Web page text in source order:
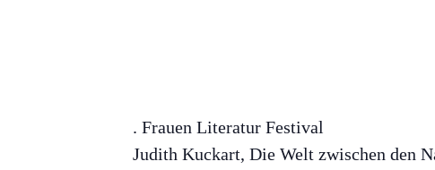
. Frauen Literatur Festival
Judith Kuckart, Die Welt zwischen den